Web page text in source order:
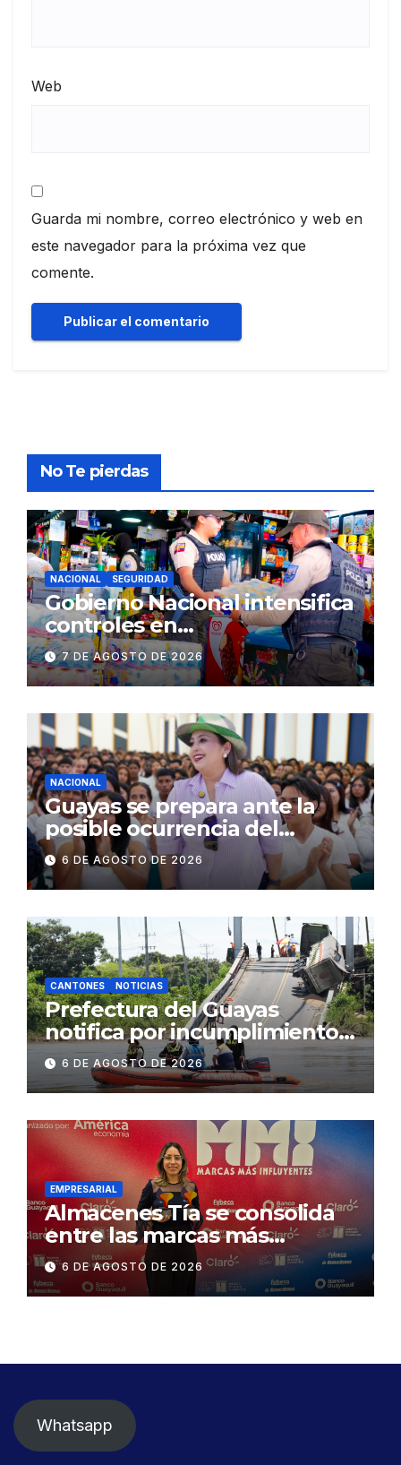
Web
Guarda mi nombre, correo electrónico y web en
este navegador para la próxima vez que
comente.
No Te pierdas
NACIONAL SEGURIDAD
Gobierno Nacional intensifica
controles en
establecimientos y espacios
públicos de Pichincha: 684
operativos en zonas
comerciales y de
concurrencia
7 DE AGOSTO DE 2026
NACIONAL
Guayas se prepara ante la
posible ocurrencia del
fenómeno de El Niño:
Gobierno Nacional capacita a
2.500 jóvenes
6 DE AGOSTO DE 2026
CANTONES NOTICIAS
Prefectura del Guayas
notifica por incumplimiento
contractual a la
Concesionaria CONORTE y
exige celeridad en
desmontaje del puente
Gonzalo Icaza Cornejo, en
Daule
6 DE AGOSTO DE 2026
EMPRESARIAL
Almacenes Tía se consolida
entre las marcas más
influyentes del Ecuador
6 DE AGOSTO DE 2026
Whatsapp